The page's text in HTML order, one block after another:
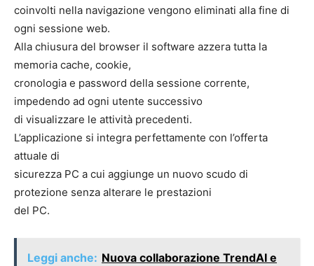
coinvolti nella navigazione vengono eliminati alla fine di
ogni sessione web.
Alla chiusura del browser il software azzera tutta la
memoria cache, cookie,
cronologia e password della sessione corrente,
impedendo ad ogni utente successivo
di visualizzare le attività precedenti.
L’applicazione si integra perfettamente con l’offerta
attuale di
sicurezza PC a cui aggiunge un nuovo scudo di
protezione senza alterare le prestazioni
del PC.
Leggi anche: Nuova collaborazione TrendAI e